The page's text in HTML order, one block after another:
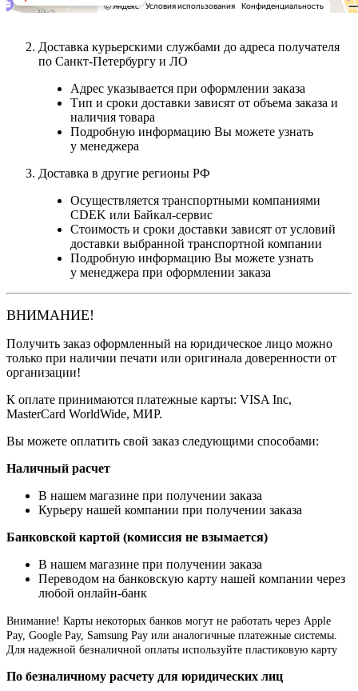
Доставка курьерскими службами до адреса получателя
по Санкт-Петербургу и ЛО
Адрес указывается при оформлении заказа
Тип и сроки доставки зависят от объема заказа и
наличия товара
Подробную информацию Вы можете узнать
у менеджера
Доставка в другие регионы РФ
Осуществляется транспортными компаниями
CDEK или Байкал-сервис
Стоимость и сроки доставки зависят от условий
доставки выбранной транспортной компании
Подробную информацию Вы можете узнать
у менеджера при оформлении заказа
ВНИМАНИЕ!
Получить заказ оформленный на юридическое лицо можно
только при наличии печати или оригинала доверенности от
организации!
К оплате принимаются платежные карты: VISA Inc,
MasterCard WorldWide, МИР.
Вы можете оплатить свой заказ следующими способами:
Наличный расчет
В нашем магазине при получении заказа
Курьеру нашей компании при получении заказа
Банковской картой (комиссия не взымается)
В нашем магазине при получении заказа
Переводом на банковскую карту нашей компании через
любой онлайн-банк
Внимание! Карты некоторых банков могут не работать через Apple
Pay, Google Pay, Samsung Pay или аналогичные платежные системы.
Для надежной безналичной оплаты используйте пластиковую карту
По безналичному расчету для юридических лиц